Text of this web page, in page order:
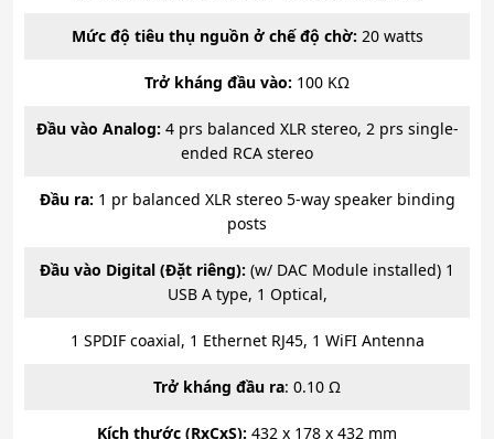
Mức độ tiêu thụ nguồn ở chế độ chờ: 20 watts
Trở kháng đầu vào: 100 KΩ
Đầu vào Analog: 4 prs balanced XLR stereo, 2 prs single-
ended RCA stereo
Đầu ra: 1 pr balanced XLR stereo 5-way speaker binding
posts
Đầu vào Digital (Đặt riêng): (w/ DAC Module installed) 1
USB A type, 1 Optical,
1 SPDIF coaxial, 1 Ethernet RJ45, 1 WiFI Antenna
Trở kháng đầu ra: 0.10 Ω
Kích thước (RxCxS): 432 x 178 x 432 mm